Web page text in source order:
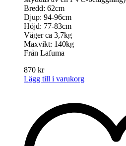
Bredd: 62cm
Djup: 94-96cm
Höjd: 77-83cm
Väger ca 3,7kg
Maxvikt: 140kg
Från Lafuma
870 kr
Lägg till i varukorg